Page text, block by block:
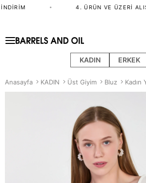
4. ÜRÜN VE ÜZERI
KADIN ERKEK
Anasayfa KADIN Üst Giyim Bluz Kadın